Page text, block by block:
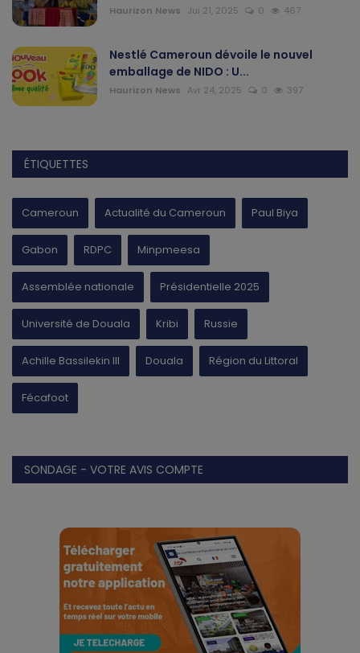
Haurizon News Jui 21, 2025 0 467
Nestlé Cameroun dévoile le nouvel
emballage de NIDO : U...
Haurizon News Avr 24, 2025 0 397
ÉTIQUETTES
Cameroun Actualité du Cameroun Paul Biya
Gabon RDPC Minpmeesa
Assemblée nationale Présidentielle 2025
Université de Douala Kribi Russie
Achille Bassilekin III Douala Région du Littoral
Fécafoot
SONDAGE - VOTRE AVIS COMPTE